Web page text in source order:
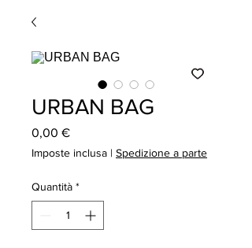
URBAN BAG
0,00 €Prezzo
Imposte inclusa | Spedizione a parte
Quantità *